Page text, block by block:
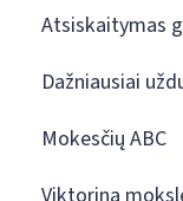
Atsiskaitymas
Dažniausiai
Mokesčių ABC
Viktorina